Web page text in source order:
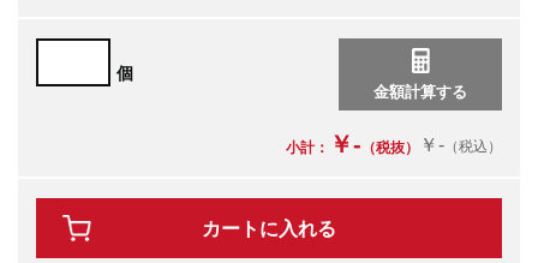
個
小計： ￥- （税抜） ￥- （税込）
カートに入れる